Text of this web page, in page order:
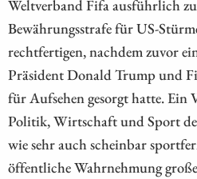
Weltverband Fifa ausführlich
Bewährungsstrafe für US-
rechtfertigen, nachdem zuvor
Präsident Donald Trump und
für Aufsehen gesorgt hatte. Ein
Politik, Wirtschaft und Sport
wie sehr auch scheinbar
öffentliche Wahrnehmung